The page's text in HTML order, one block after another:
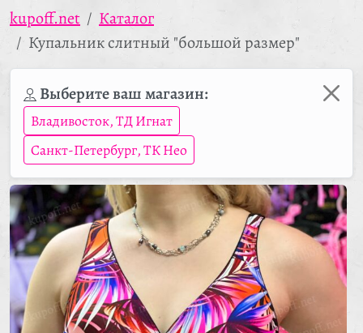
kupoff.net
Каталог
Купальник слитный "большой размер"
Выберите ваш магазин:
Владивосток, ТД Игнат
Санкт-Петербург, ТК Нео